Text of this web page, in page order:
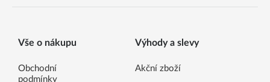
Vše o nákupu
Obchodní
podmínky
Výhody a slevy
Akční zboží